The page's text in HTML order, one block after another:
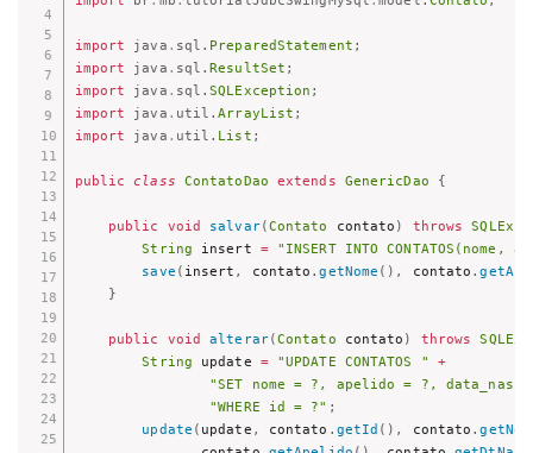
import java . sql . PreparedStatement ;
import
java . sql .ResultSet ;
import
java . sql .SQLException ;
import
java . util .ArrayList ;
import
java . util . List ;
public class ContatoDao extends GenericDao {
public void salvar(Contato contato ) throws
String insert = "INSERT INTO
save ( insert , contato .getNome ( ) , contato .
}
public void alterar(Contato contato ) throws
String update = "UPDATE CONTATOS "
+
"SET nome = ?, apelido = ?,
"WHERE id = ?" ;
update ( update , contato . getId ( ) , contato .